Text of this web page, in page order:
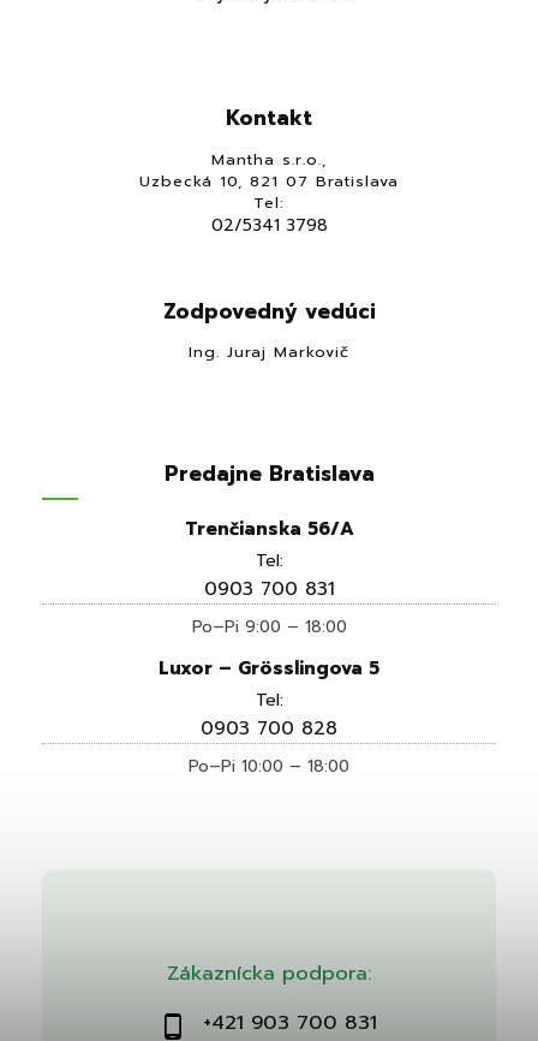
Zákaznícka podpora:
+421 903 700 831
Kontakt
Mantha s.r.o.,
Uzbecká 10, 821 07 Bratislava
Tel:
02/5341 3798
Zodpovedný vedúci
Ing. Juraj Markovič
Predajne Bratislava
Trenčianska 56/A
Tel:
0903 700 831
Po–Pi 9:00 – 18:00
Luxor – Grösslingova 5
Tel:
0903 700 828
Po–Pi 10:00 – 18:00